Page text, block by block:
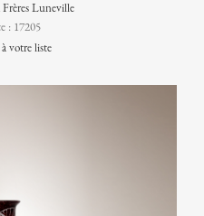
Luneville
: 17205
votre liste